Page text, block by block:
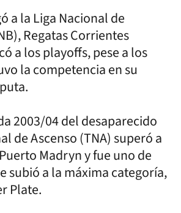
a la Liga Nacional de
Regatas Corrientes
a los playoffs, pese a los
la competencia en su
2003/04 del desaparecido
de Ascenso (TNA) superó a
Madryn y fue uno de
subió a la máxima categoría,
Plate.